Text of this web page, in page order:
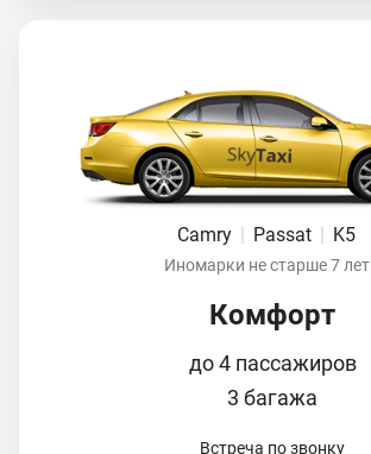
Camry Passat K5
Иномарки не старше 7 лет
Комфорт
до 4 пассажиров
3 багажа
Встреча по звонку